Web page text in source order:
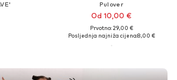
Pulover
Od 10,00 €
Prvotno: 29,00 €
Posljednja najniža cijena:8,00 €